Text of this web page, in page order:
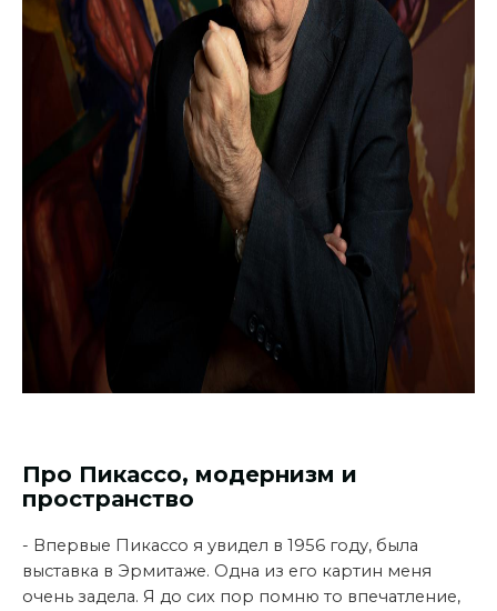
Про Пикассо, модернизм и
пространство
- Впервые Пикассо я увидел в 1956 году, была
выставка в Эрмитаже. Одна из его картин меня
очень задела. Я до сих пор помню то впечатление,